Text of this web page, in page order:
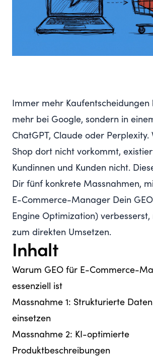
Immer mehr
mehr bei Google, sondern in
ChatGPT, Claude oder Perplexity.
Shop dort nicht vorkommt,
Kundinnen und Kunden nicht.
Dir fünf konkrete Massnahmen,
E-Commerce-Manager Dein
Engine Optimization) verbesserst,
zum direkten Umsetzen.
Inhalt
Warum GEO für E-Commerce-
essenziell ist
Massnahme 1: Strukturierte
einsetzen
Massnahme 2: KI-optimierte
Produktbeschreibungen